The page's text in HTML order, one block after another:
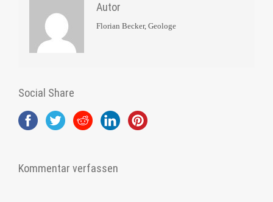
Autor
Florian Becker, Geologe
Social Share
Kommentar verfassen